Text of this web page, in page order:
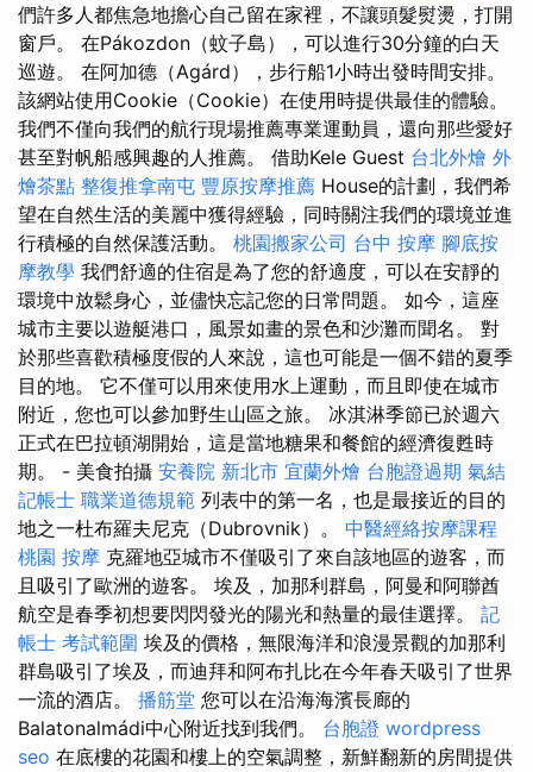
們許多人都焦急地擔心自己留在家裡，不讓頭髮熨燙，打開
窗戶。 在Pákozdon（蚊子島），可以進行30分鐘的白天
巡遊。 在阿加德（Agárd），步行船1小時出發時間安排。
該網站使用Cookie（Cookie）在使用時提供最佳的體驗。
我們不僅向我們的航行現場推薦專業運動員，還向那些愛好
甚至對帆船感興趣的人推薦。 借助Kele Guest 台北外燴 外
燴茶點 整復推拿南屯 豐原按摩推薦 House的計劃，我們希
望在自然生活的美麗中獲得經驗，同時關注我們的環境並進
行積極的自然保護活動。 桃園搬家公司 台中 按摩 腳底按
摩教學 我們舒適的住宿是為了您的舒適度，可以在安靜的
環境中放鬆身心，並儘快忘記您的日常問題。 如今，這座
城市主要以遊艇港口，風景如畫的景色和沙灘而聞名。 對
於那些喜歡積極度假的人來說，這也可能是一個不錯的夏季
目的地。 它不僅可以用來使用水上運動，而且即使在城市
附近，您也可以參加野生山區之旅。 冰淇淋季節已於週六
正式在巴拉頓湖開始，這是當地糖果和餐館的經濟復甦時
期。 - 美食拍攝 安養院 新北市 宜蘭外燴 台胞證過期 氣結
記帳士 職業道德規範 列表中的第一名，也是最接近的目的
地之一杜布羅夫尼克（Dubrovnik）。 中醫經絡按摩課程
桃園 按摩 克羅地亞城市不僅吸引了來自該地區的遊客，而
且吸引了歐洲的遊客。 埃及，加那利群島，阿曼和阿聯酋
航空是春季初想要閃閃發光的陽光和熱量的最佳選擇。 記
帳士 考試範圍 埃及的價格，無限海洋和浪漫景觀的加那利
群島吸引了埃及，而迪拜和阿布扎比在今年春天吸引了世界
一流的酒店。 播筋堂 您可以在沿海海濱長廊的
Balatonalmádi中心附近找到我們。 台胞證 wordpress
seo 在底樓的花園和樓上的空氣調整，新鮮翻新的房間提供